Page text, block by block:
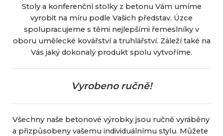
Stoly a konferenční stolky z betonu Vám umíme
vyrobit na míru podle Vašich představ. Úzce
spolupracujeme s těmi nejlepšími řemeslníky v
oboru umělecké kovářství a truhlářství. Záleží také na
Vás jaký dokonalý produkt spolu vytvoříme.
Vyrobeno ručně!
Všechny naše betonové výrobky jsou ručně vyráběny
a přizpůsobeny vašemu individuálnímu stylu. Můžete